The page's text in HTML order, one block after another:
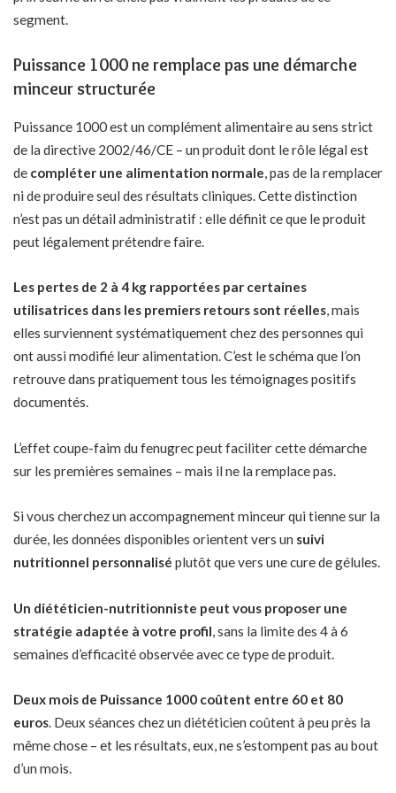
segment.
Puissance 1000 ne remplace pas une démarche
minceur structurée
Puissance 1000 est un complément alimentaire au sens strict
de la directive 2002/46/CE – un produit dont le rôle légal est
de compléter une alimentation normale, pas de la remplacer
ni de produire seul des résultats cliniques. Cette distinction
n’est pas un détail administratif : elle définit ce que le produit
peut légalement prétendre faire.
Les pertes de 2 à 4 kg rapportées par certaines
utilisatrices dans les premiers retours sont réelles, mais
elles surviennent systématiquement chez des personnes qui
ont aussi modifié leur alimentation. C’est le schéma que l’on
retrouve dans pratiquement tous les témoignages positifs
documentés.
L’effet coupe-faim du fenugrec peut faciliter cette démarche
sur les premières semaines – mais il ne la remplace pas.
Si vous cherchez un accompagnement minceur qui tienne sur la
durée, les données disponibles orientent vers un suivi
nutritionnel personnalisé plutôt que vers une cure de gélules.
Un diététicien-nutritionniste peut vous proposer une
stratégie adaptée à votre profil, sans la limite des 4 à 6
semaines d’efficacité observée avec ce type de produit.
Deux mois de Puissance 1000 coûtent entre 60 et 80
euros. Deux séances chez un diététicien coûtent à peu près la
même chose – et les résultats, eux, ne s’estompent pas au bout
d’un mois.